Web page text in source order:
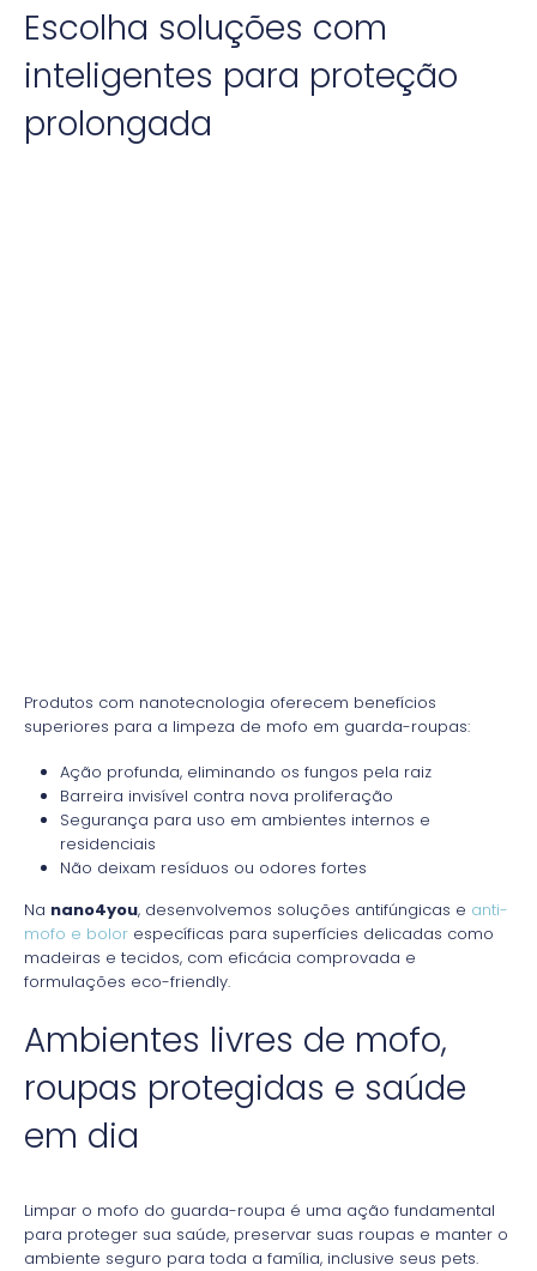
Escolha soluções com
inteligentes para proteção
prolongada
Produtos com nanotecnologia oferecem benefícios
superiores para a limpeza de mofo em guarda-roupas:
Ação profunda, eliminando os fungos pela raiz
Barreira invisível contra nova proliferação
Segurança para uso em ambientes internos e
residenciais
Não deixam resíduos ou odores fortes
Na nano4you, desenvolvemos soluções antifúngicas e anti-
mofo e bolor específicas para superfícies delicadas como
madeiras e tecidos, com eficácia comprovada e
formulações eco-friendly.
Ambientes livres de mofo,
roupas protegidas e saúde
em dia
Limpar o mofo do guarda-roupa é uma ação fundamental
para proteger sua saúde, preservar suas roupas e manter o
ambiente seguro para toda a família, inclusive seus pets.